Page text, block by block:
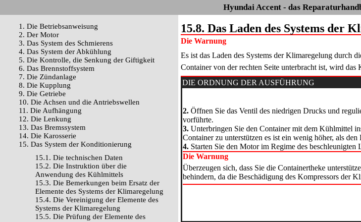
Hyundai Accent - das
1. Die Betriebsanweisung
2. Der Motor
3. Das System des Schmierens
4. Das System der Abkühlung
5. Die Kontrolle, die Senkung der Giftigkeit
6. Das Brennstoffsystem
7. Die Zündanlage
8. Die Kupplung
9. Die Getriebe
10. Die Achsen und die Antriebswellen
11. Die Aufhängung
12. Die Lenkung
13. Das Bremssystem
14. Die Karosserie
15. Das System der Konditionierung
15.1. Die technischen Daten
15.2. Die Instruktion über die
Anwendung des Kühlmittels
15.3. Die Bemerkungen beim Ersatz der
Elemente des Systems der Klimaregelung
15.4. Die Vereinigung der Elemente des
Systems der Klimaregelung
15.5. Die Prüfung der Elemente des
15.8. Das Laden des Systems der
Die Warnung
Es ist das Laden des Systems der Klimaregelung durch
Container von der rechten Seite unterbracht ist, wird das
DIE ORDNUNG DER AUSFÜHRUNG
2. Öffnen Sie das Ventil des niedrigen Drucks und
vorführte.
3. Unterbringen Sie den Container mit dem Kühlmittel
Container zu unterstützen es ist ein wenig höher, als
4. Starten Sie den Motor im Regime des
Die Warnung
Überzeugen sich, dass Sie die Containertheke
behindern, da die Beschädigung des Kompressors der